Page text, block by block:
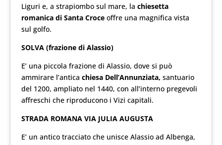
Liguri e, a strapiombo sul mare, la chiesetta
romanica di Santa Croceoffre una magnifica vista
sul golfo.
SOLVA (frazione di Alassio)
E’ una piccola frazione di Alassio, dove si può
ammirare l’antica chiesa Dell’Annunziata, santuario
del 1200, ampliato nel 1440, con all’interno pregevoli
affreschi che riproducono i Vizi capitali.
STRADA ROMANA VIA JULIA AUGUSTA
E’ un antico tracciato che unisce Alassio ad Albenga,